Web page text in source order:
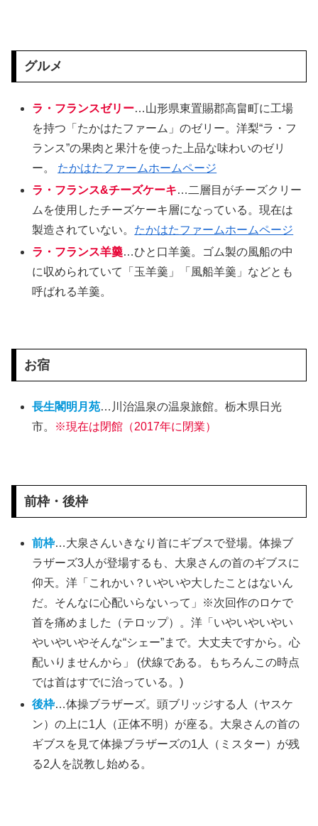
グルメ
ラ・フランスゼリー…山形県東置賜郡高畠町に工場
を持つ「たかはたファーム」のゼリー。洋梨“ラ・フ
ランス”の果肉と果汁を使った上品な味わいのゼリ
ー。 たかはたファームホームページ
ラ・フランス&チーズケーキ…二層目がチーズクリー
ムを使用したチーズケーキ層になっている。現在は
製造されていない。 たかはたファームホームページ
ラ・フランス羊羹…ひと口羊羹。ゴム製の風船の中
に収められていて「玉羊羹」「風船羊羹」などとも
呼ばれる羊羹。
お宿
長生閣明月苑…川治温泉の温泉旅館。栃木県日光
市。
※現在は閉館（2017年に閉業）
前枠・後枠
前枠…大泉さんいきなり首にギブスで登場。体操ブ
ラザーズ3人が登場するも、大泉さんの首のギブスに
仰天。洋「これかい？いやいや大したことはないん
だ。そんなに心配いらないって」※次回作のロケで
首を痛めました（テロップ）。洋「いやいやいやい
やいやいやそんな“シェー”まで。大丈夫ですから。心
配いりませんから」 (伏線である。もちろんこの時点
では首はすでに治っている。)
後枠…体操ブラザーズ。頭ブリッジする人（ヤスケ
ン）の上に1人（正体不明）が座る。大泉さんの首の
ギブスを見て体操ブラザーズの1人（ミスター）が残
る2人を説教し始める。